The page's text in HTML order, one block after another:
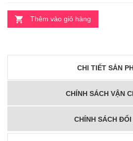
Thêm vào giỏ hàng
CHI TIẾT SẢN
CHÍNH SÁCH VẬN
CHÍNH SÁCH ĐỔI